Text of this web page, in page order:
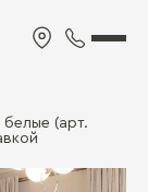
белые (арт.